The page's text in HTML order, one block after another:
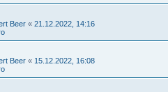
Beer « 21.12.2022, 14:16
Beer « 15.12.2022, 16:08